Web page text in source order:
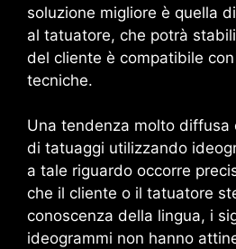
soluzione migliore è quella
al tatuatore, che potrà
del cliente è compatibile
tecniche.
Una tendenza molto diffusa
di tatuaggi utilizzando
a tale riguardo occorre
che il cliente o il tatuatore
conoscenza della lingua, i
ideogrammi non hanno